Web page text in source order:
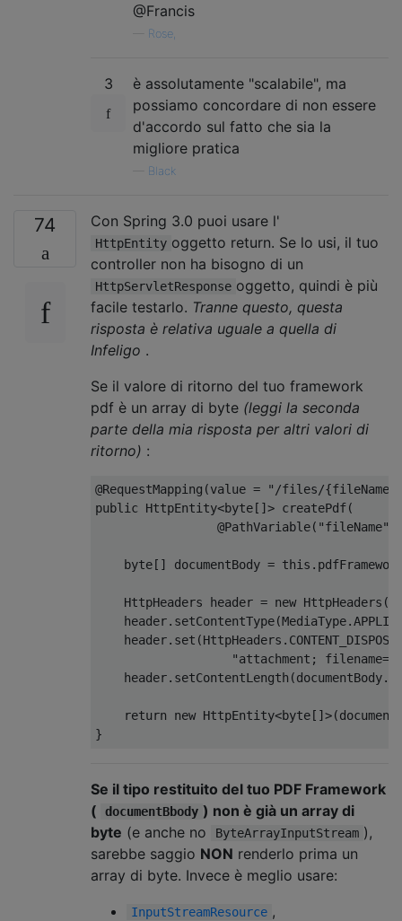
@Francis
Rose,
3
è assolutamente "scalabile", ma
possiamo concordare di non essere
d'accordo sul fatto che sia la
migliore pratica
Black
74 Con Spring 3.0 puoi usare l'
HttpEntity oggetto return. Se lo usi, il tuo
controller non ha bisogno di un
HttpServletResponse oggetto, quindi è più
facile testarlo. Tranne questo, questa
risposta è relativa uguale a quella di
Infeligo .
Se il valore di ritorno del tuo framework
pdf è un array di byte (leggi la seconda
parte della mia risposta per altri valori di
ritorno) :
@RequestMapping (value =
"/files/
public
HttpEntity<byte[]> createPdf(
@PathVariable( "fileName"
byte[] documentBody = this .
HttpHeaders header = new HttpHeaders
    header
. setContentType(MediaType.
    header
. set (HttpHeaders .
"attachment; filename="
    header
. setContentLength (documentBody.
return new HttpEntity<byte[]>(
}
Se il tipo restituito del tuo PDF Framework
(
documentBbody ) non è già un array di
byte (e anche no ByteArrayInputStream ),
sarebbe saggio NON renderlo prima un
array di byte. Invece è meglio usare:
InputStreamResource ,